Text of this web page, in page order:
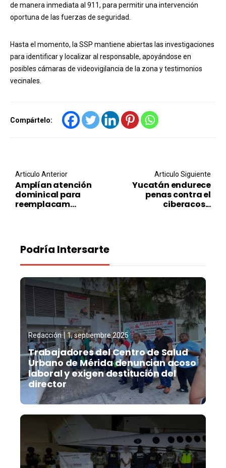
de manera inmediata al 911, para permitir una intervención
oportuna de las fuerzas de seguridad.
Hasta el momento, la SSP mantiene abiertas las investigaciones
para identificar y localizar al responsable, apoyándose en
posibles cámaras de videovigilancia de la zona y testimonios
vecinales.
Compártelo:
Post navigation
Articulo Anterior
Amplían atención
dominical para
reemplacam...
Articulo Siguiente
Yucatán endurece
penas contra el
ciberacos...
Podría Intersarte
Redacción 1, septiembre 2025
Trabajadores del Centro de Salud
Urbano de Mérida denuncian acoso
laboral y exigen destitución del
director